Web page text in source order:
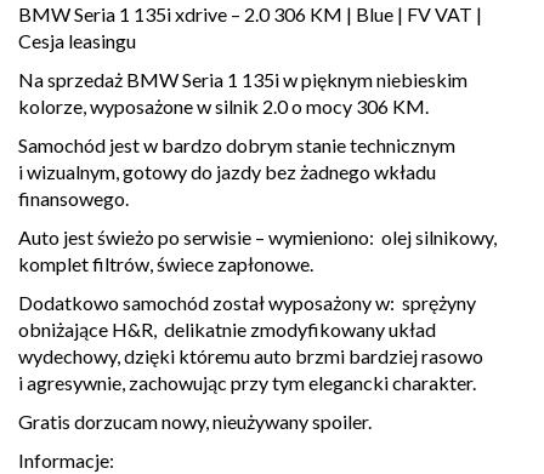
BMW Seria 1 135i xdrive – 2.0 306 KM | Blue | FV VAT |
Cesja leasingu
Na sprzedaż BMW Seria 1 135i w pięknym niebieskim
kolorze, wyposażone w silnik 2.0 o mocy 306 KM.
Samochód jest w bardzo dobrym stanie technicznym
i wizualnym, gotowy do jazdy bez żadnego wkładu
finansowego.
Auto jest świeżo po serwisie – wymieniono: olej silnikowy,
komplet filtrów, świece zapłonowe.
Dodatkowo samochód został wyposażony w: sprężyny
obniżające H&R, delikatnie zmodyfikowany układ
wydechowy, dzięki któremu auto brzmi bardziej rasowo
i agresywnie, zachowując przy tym elegancki charakter.
Gratis dorzucam nowy, nieużywany spoiler.
Informacje: